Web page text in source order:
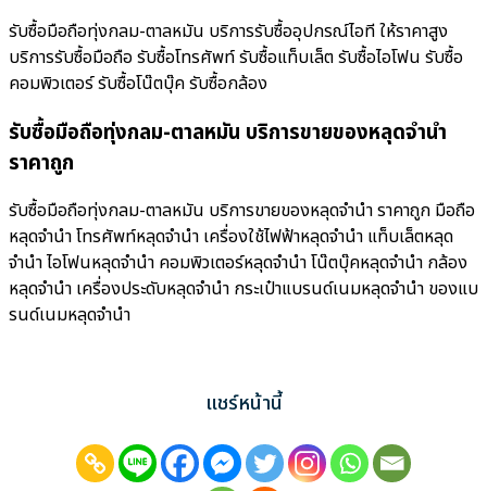
รับซื้อมือถือทุ่งกลม-ตาลหมัน บริการรับซื้ออุปกรณ์ไอที ให้ราคาสูง
บริการรับซื้อมือถือ รับซื้อโทรศัพท์ รับซื้อแท็บเล็ต รับซื้อไอโฟน รับซื้อ
คอมพิวเตอร์ รับซื้อโน๊ตบุ๊ค รับซื้อกล้อง
รับซื้อมือถือทุ่งกลม-ตาลหมัน บริการขายของหลุดจำนำ
ราคาถูก
รับซื้อมือถือทุ่งกลม-ตาลหมัน บริการขายของหลุดจำนำ ราคาถูก มือถือ
หลุดจำนำ โทรศัพท์หลุดจำนำ เครื่องใช้ไฟฟ้าหลุดจำนำ แท็บเล็ตหลุด
จำนำ ไอโฟนหลุดจำนำ คอมพิวเตอร์หลุดจำนำ โน๊ตบุ๊คหลุดจำนำ กล้อง
หลุดจำนำ เครื่องประดับหลุดจำนำ กระเป๋าแบรนด์เนมหลุดจำนำ ของแบ
รนด์เนมหลุดจำนำ
แชร์หน้านี้